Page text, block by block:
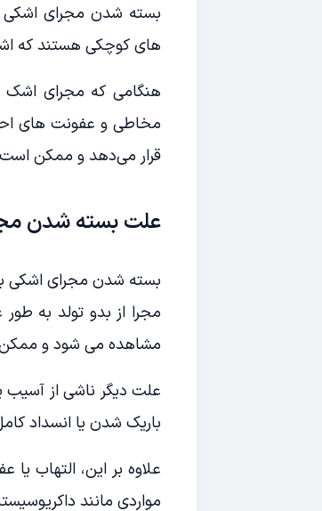
بسته شدن مجرای اشکی
های کوچکی هستند که
هنگامی که مجرای اشک
مخاطی و عفونت های
قرار می‌دهد و ممکن
علت بسته شدن
بسته شدن مجرای اشکی
مجرا از بدو تولد به
مشاهده می شود و
علت دیگر ناشی از
باریک شدن یا انسداد
علاوه بر این، التهاب
مواردی مانند